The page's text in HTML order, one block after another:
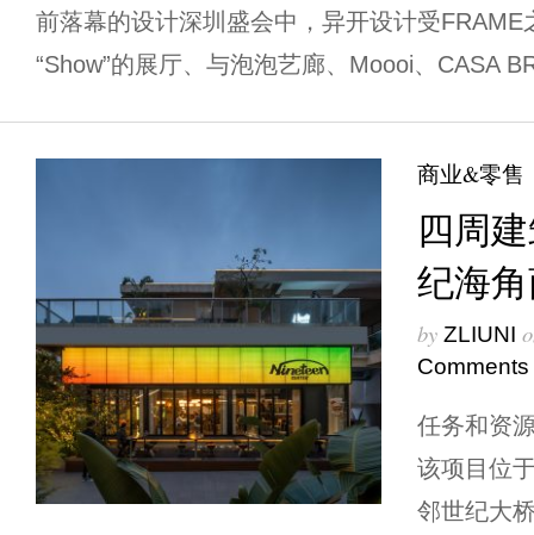
前落幕的设计深圳盛会中，异开设计受FRAME
“Show”的展厅、与泡泡艺廊、Moooi、CASA
商业&零售
四周
纪海
by ZLIUNI
Comments
任务和资
该项目位
邻世纪大